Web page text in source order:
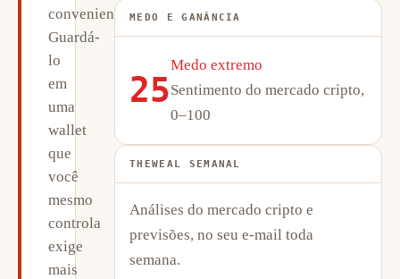
conveniente.
Guardá-
lo
em
uma
wallet
que
você
mesmo
controla
exige
mais
MEDO E GANÂNCIA
25
Medo extremo
Sentimento do mercado cripto,
0–100
THEWEAL SEMANAL
Análises do mercado cripto e
previsões, no seu e-mail toda
semana.